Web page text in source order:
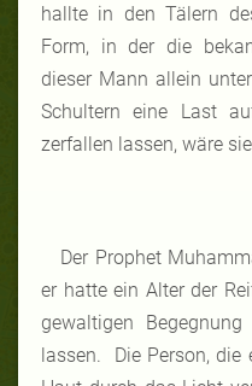
hallte in den Tälern
Form, in der die
dieser Mann allein
Schultern eine Last
zerfallen lassen, wäre
Der Prophet
er hatte ein Alter der
gewaltigen
lassen. Die Person, die